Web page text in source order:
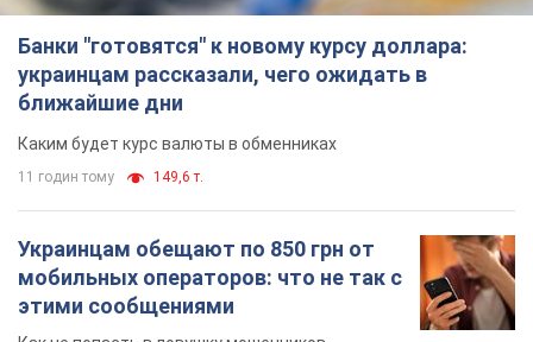
Как не попасть в ловушку мошенников
6.08.2026 21:02 14,2 т.
Самый дорогой футболист
"Динамо" забил "Карабаху" уже на
10-й минуте матча. Видео
Поединок проходит в Польше
6.08.2026 20:48 6,1 т.